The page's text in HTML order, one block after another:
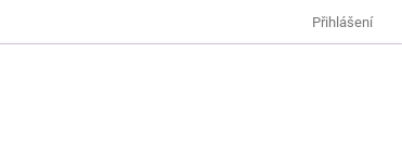
Přihlášení